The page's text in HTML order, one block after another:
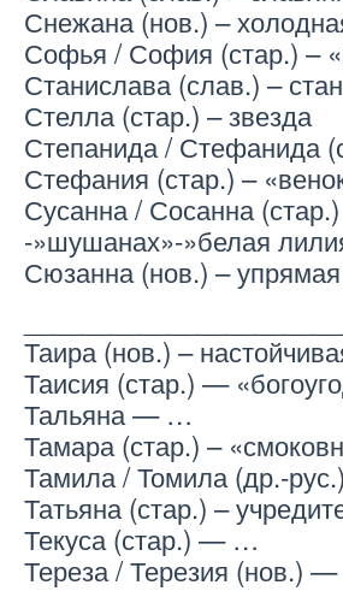
Снежана (нов.) –
Софья / София (стар.) –
Станислава (слав.) –
Стелла (стар.) – звезда
Степанида / Стефанида
Стефания (стар.) –
Сусанна / Сосанна
-»шушанах»-»белая
Сюзанна (нов.) – упрямая
Таира (нов.) –
Таисия (стар.) —
Тальяна — …
Тамара (стар.) –
Тамила / Томила (др.-
Татьяна (стар.) –
Текуса (стар.) — …
Тереза / Терезия (нов.)